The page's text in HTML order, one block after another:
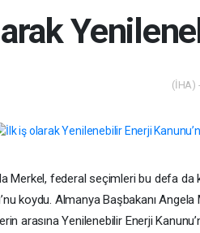
(İHA)
Merkel, federal seçimleri bu defa da
koydu. Almanya Başbakanı
arasına Yenilenebilir Enerji